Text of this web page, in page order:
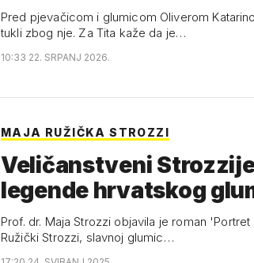
Pred pjevačicom i glumicom Oliverom
tukli zbog nje. Za Tita kaže da je…
10:33 22. SRPANJ 2026.
MAJA RUŽIČKA STROZZI
Veličanstveni
legende hrvatskog
Prof. dr. Maja Strozzi objavila je roman
Ružički Strozzi, slavnoj glumic…